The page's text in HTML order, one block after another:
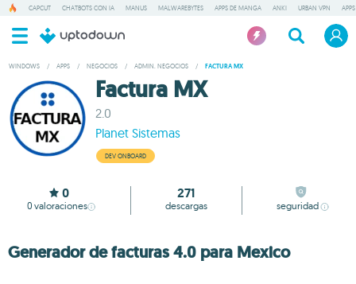
CAPCUT CHATBOTS CON IA MANUS MALWAREBYTES APPS DE MANGA ANKI URBAN VPN
WINDOWS / APPS / NEGOCIOS / ADMIN. NEGOCIOS / FACTURA MX
Factura MX
2.0
Planet Sistemas
DEV ONBOARD
0
0 valoraciones
271
descargas seguridad
Generador de facturas 4.0 para Mexico